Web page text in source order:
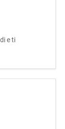
e ti